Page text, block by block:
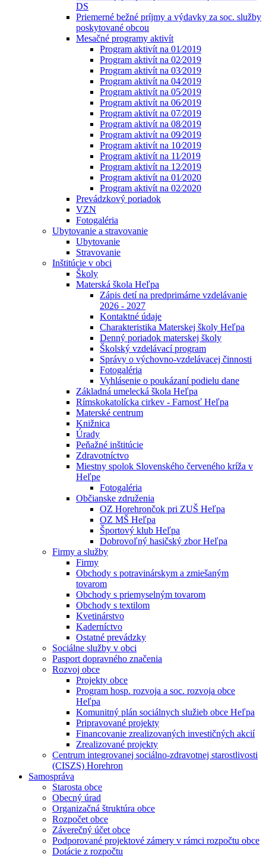
DS
Priemerné bežné príjmy a výdavky za soc. služby
poskytované obcou
Mesačné programy aktivít
Program aktivít na 01⁄2019
Program aktivít na 02⁄2019
Program aktivít na 03⁄2019
Program aktivít na 04⁄2019
Program aktivít na 05⁄2019
Program aktivít na 06⁄2019
Program aktivít na 07⁄2019
Program aktivít na 08⁄2019
Program aktivít na 09⁄2019
Program aktivít na 10⁄2019
Program aktivít na 11⁄2019
Program aktivít na 12⁄2019
Program aktivít na 01⁄2020
Program aktivít na 02⁄2020
Prevádzkový poriadok
VZN
Fotogaléria
Ubytovanie a stravovanie
Ubytovanie
Stravovanie
Inštitúcie v obci
Školy
Materská škola Heľpa
Zápis detí na predprimárne vzdelávanie
2026 - 2027
Kontaktné údaje
Charakteristika Materskej školy Heľpa
Denný poriadok materskej školy
Školský vzdelávací program
Správy o výchovno-vzdelávacej činnosti
Fotogaléria
Vyhlásenie o poukázaní podielu dane
Základná umelecká škola Heľpa
Rímskokatolícka cirkev - Farnosť Heľpa
Materské centrum
Knižnica
Úrady
Peňažné inštitúcie
Zdravotníctvo
Miestny spolok Slovenského červeného kríža v
Heľpe
Fotogaléria
Občianske združenia
OZ Horehrončok pri ZUŠ Heľpa
OZ MŠ Heľpa
Športový klub Heľpa
Dobrovoľný hasičský zbor Heľpa
Firmy a služby
Firmy
Obchody s potravinárskym a zmiešaným
tovarom
Obchody s priemyselným tovarom
Obchody s textilom
Kvetinárstvo
Kaderníctvo
Ostatné prevádzky
Sociálne služby v obci
Pasport dopravného značenia
Rozvoj obce
Projekty obce
Program hosp. rozvoja a soc. rozvoja obce
Heľpa
Komunitný plán sociálnych služieb obce Heľpa
Pripravované projekty
Financovanie zrealizovaných investičných akcií
Zrealizované projekty
Centrum integrovanej sociálno-zdravotnej starostlivosti
(CISZS) Horehron
Samospráva
Starosta obce
Obecný úrad
Organizačná štruktúra obce
Rozpočet obce
Záverečný účet obce
Podporované projektové zámery v rámci rozpočtu obce
Dotácie z rozpočtu